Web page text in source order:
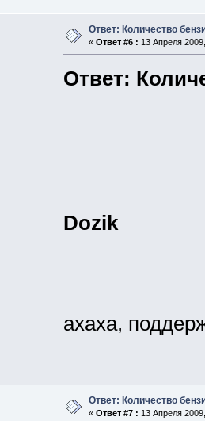
Ответ: Количество
« Ответ #6 : 13 Апреля
Ответ:
Dozik
ахаха,
Ответ: Количество
« Ответ #7 : 13 Апреля